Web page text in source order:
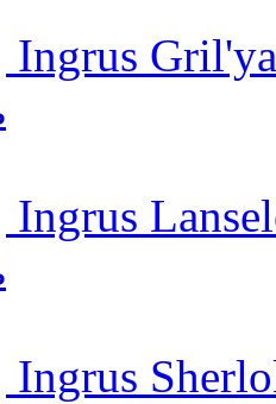
Ingrus
Ingrus
Ingrus